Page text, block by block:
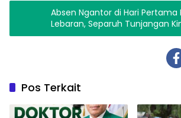
Absen Ngantor di Hari Pertama
Lebaran, Separuh Tunjangan
Dibayarkan
Pos Terkait